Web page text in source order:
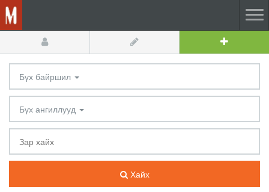
Бүх байршил
Бүх ангиллууд
Хайх